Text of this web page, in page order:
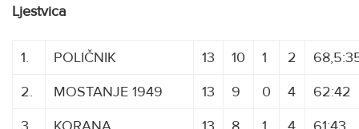
Ljestvica
1. POLIČNIK 13 10 1 2
2.
MOSTANJE 1949 13 9 0 4
62:42